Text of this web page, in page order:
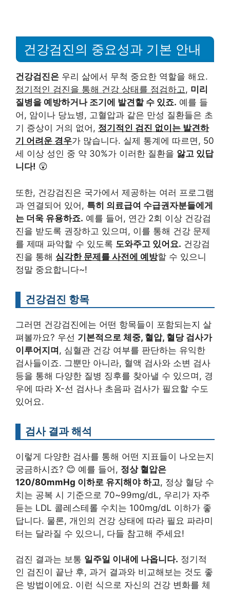
건강검진의 중요성과 기본 안내
건강검진은 우리 삶에서 무척 중요한 역할을 해요.
정기적인 검진을 통해 건강 상태를 점검하고, 미리
질병을 예방하거나 조기에 발견할 수 있죠. 예를 들
어, 암이나 당뇨병, 고혈압과 같은 만성 질환들은 초
기 증상이 거의 없어, 정기적인 검진 없이는 발견하
기 어려운 경우가 많습니다. 실제 통계에 따르면, 50
세 이상 성인 중 약 30%가 이러한 질환을 앓고 있답
니다! 😲
또한, 건강검진은 국가에서 제공하는 여러 프로그램
과 연결되어 있어, 특히 의료급여 수급권자분들에게
는 더욱 유용하죠. 예를 들어, 연간 2회 이상 건강검
진을 받도록 권장하고 있으며, 이를 통해 건강 문제
를 제때 파악할 수 있도록 도와주고 있어요. 건강검
진을 통해 심각한 문제를 사전에 예방할 수 있으니
정말 중요합니다~!
건강검진 항목
그러면 건강검진에는 어떤 항목들이 포함되는지 살
펴볼까요? 우선 기본적으로 체중, 혈압, 혈당 검사가
이루어지며, 심혈관 건강 여부를 판단하는 유익한
검사들이죠. 그뿐만 아니라, 혈액 검사와 소변 검사
등을 통해 다양한 질병 징후를 찾아낼 수 있으며, 경
우에 따라 X-선 검사나 초음파 검사가 필요할 수도
있어요.
검사 결과 해석
이렇게 다양한 검사를 통해 어떤 지표들이 나오는지
궁금하시죠? 😊 예를 들어, 정상 혈압은
120/80mmHg 이하로 유지해야 하고, 정상 혈당 수
치는 공복 시 기준으로 70~99mg/dL, 우리가 자주
듣는 LDL 콜레스테롤 수치는 100mg/dL 이하가 좋
답니다. 물론, 개인의 건강 상태에 따라 필요 파라미
터는 달라질 수 있으니, 다들 참고해 주세요!
검진 결과는 보통 일주일 이내에 나옵니다. 정기적
인 검진이 끝난 후, 과거 결과와 비교해보는 것도 좋
은 방법이에요. 이런 식으로 자신의 건강 변화를 체